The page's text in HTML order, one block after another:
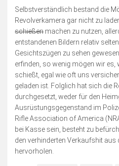
Selbstverständlich bestand die
Revolverkamera gar nicht zu
schießen machen zu nutzen,
entstandenen Bildern relativ
Gesichtszügen zu sehen
erfinden, so wenig mögen wir es,
schießt, egal wie oft uns
geladen ist. Folglich hat sich die
durchgesetzt, weder für den
Ausrüstungsgegenstand im
Rifle Association of America
bei Kasse sein, besteht zu
den verhinderten Verkaufshit aus
hervorholen.